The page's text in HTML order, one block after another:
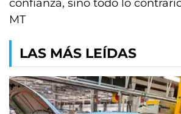
confianza, sino todo lo
MT
LAS MÁS LEÍDAS